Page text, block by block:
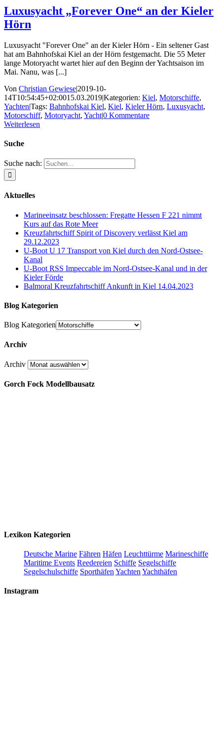
Luxusyacht „Forever One“ an der Kieler
Hörn
Luxusyacht "Forever One" an der Kieler Hörn - Ein seltener Gast
hat am Bahnhofskai Kiel an der Hörn festgemacht. Die 55 Meter
lange Motoryacht wartet hier auf den Beginn der Yachtsaison im
Mai. Nanu, was [...]
Von Christian Gewiese|2019-10-
14T10:54:45+02:0015.03.2019|Kategorien: Kiel, Motorschiffe,
Yachten|Tags: Bahnhofskai Kiel, Kiel, Kieler Hörn, Luxusyacht,
Motorschiff, Motoryacht, Yacht|0 Kommentare
Weiterlesen
Suche
Suche nach:
Aktuelles
Marineeinsatz beschlossen: Fregatte Hessen F 221 nimmt
Kurs auf das Rote Meer
Kreuzfahrtschiff Spirit of Discovery verlässt Kiel am
29.12.2023
U-Boot U 17 Transport von Kiel durch den Nord-Ostsee-
Kanal
U-Boot RSS Impeccable im Nord-Ostsee-Kanal und in der
Kieler Förde
Balmoral Kreuzfahrtschiff Ankunft in Kiel 14.04.2023
Blog Kategorien
Blog Kategorien
Archiv
Archiv
Gorch Fock Modellbausatz
Lexikon Kategorien
Deutsche Marine Fähren Häfen Leuchttürme Marineschiffe
Maritime Events Reedereien Schiffe Segelschiffe
Segelschulschiffe Sporthäfen Yachten Yachthäfen
Instagram